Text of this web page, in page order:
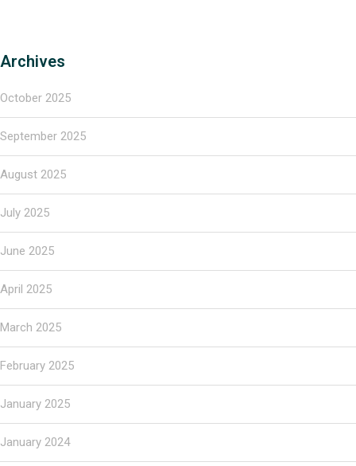
Archives
October 2025
September 2025
August 2025
July 2025
June 2025
April 2025
March 2025
February 2025
January 2025
January 2024